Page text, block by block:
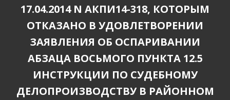
17.04.2014 N АКПИ14-318, КОТОРЫМ
ОТКАЗАНО В УДОВЛЕТВОРЕНИИ
ЗАЯВЛЕНИЯ ОБ ОСПАРИВАНИИ
АБЗАЦА ВОСЬМОГО ПУНКТА 12.5
ИНСТРУКЦИИ ПО СУДЕБНОМУ
ДЕЛОПРОИЗВОДСТВУ В РАЙОННОМ